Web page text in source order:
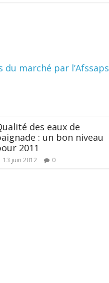
marché par l’Afssaps
des eaux de
: un bon niveau
2011
13 juin 2012 0